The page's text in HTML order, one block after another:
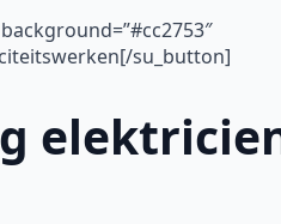
su_button]